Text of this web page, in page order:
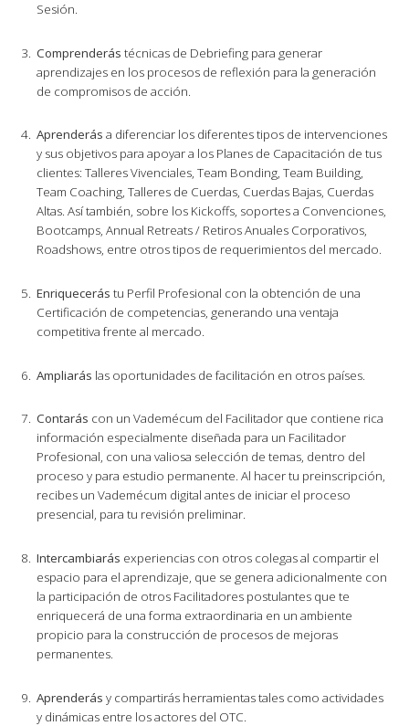
Sesión.
Comprenderás técnicas de Debriefing para generar
aprendizajes en los procesos de reflexión para la generación
de compromisos de acción.
Aprenderás a diferenciar los diferentes tipos de intervenciones
y sus objetivos para apoyar a los Planes de Capacitación de tus
clientes: Talleres Vivenciales, Team Bonding, Team Building,
Team Coaching, Talleres de Cuerdas, Cuerdas Bajas, Cuerdas
Altas. Así también, sobre los Kickoffs, soportes a Convenciones,
Bootcamps, Annual Retreats / Retiros Anuales Corporativos,
Roadshows, entre otros tipos de requerimientos del mercado.
Enriquecerás tu Perfil Profesional con la obtención de una
Certificación de competencias, generando una ventaja
competitiva frente al mercado.
Ampliarás las oportunidades de facilitación en otros países.
Contarás con un Vademécum del Facilitador que contiene rica
información especialmente diseñada para un Facilitador
Profesional, con una valiosa selección de temas, dentro del
proceso y para estudio permanente. Al hacer tu preinscripción,
recibes un Vademécum digital antes de iniciar el proceso
presencial, para tu revisión preliminar.
Intercambiarás experiencias con otros colegas al compartir el
espacio para el aprendizaje, que se genera adicionalmente con
la participación de otros Facilitadores postulantes que te
enriquecerá de una forma extraordinaria en un ambiente
propicio para la construcción de procesos de mejoras
permanentes.
Aprenderás y compartirás herramientas tales como actividades
y dinámicas entre los actores del OTC.